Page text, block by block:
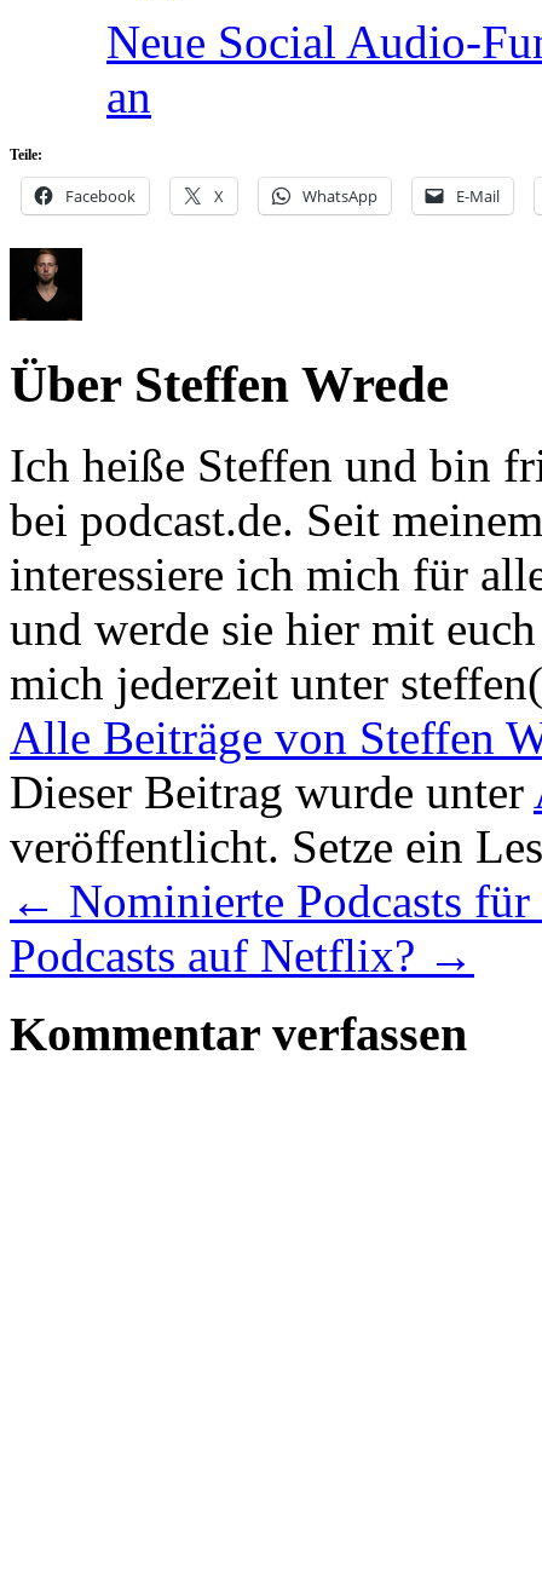
Neue Social Audio-
an
Teile:
Facebook X WhatsApp E-Mail
Über Steffen Wrede
Ich heiße Steffen und bin
bei podcast.de. Seit
interessiere ich mich für
und werde sie hier mit
mich jederzeit unter
Alle Beiträge von Steffen
Dieser Beitrag wurde unter
veröffentlicht. Setze ein
← Nominierte Podcasts
Podcasts auf Netflix? →
Kommentar verfassen